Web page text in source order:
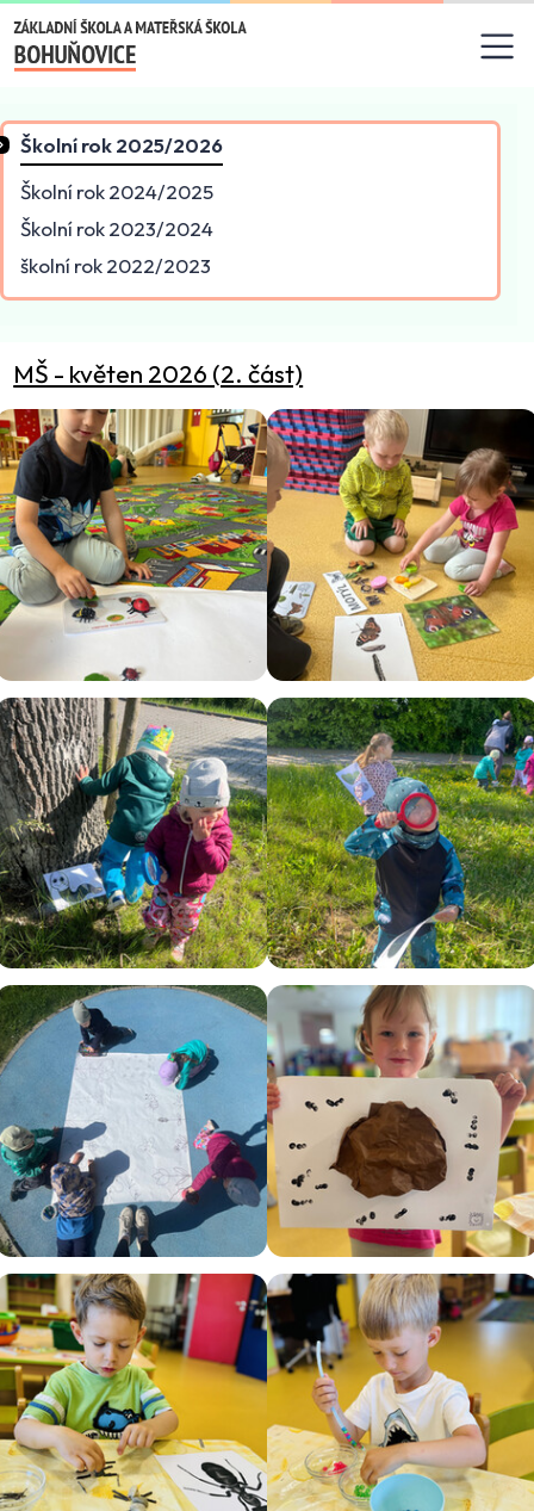
Základní škola a mateřská
Školní rok 2025/2026
Školní rok 2024/2025
Školní rok 2023/2024
školní rok 2022/2023
MŠ - květen 2026 (2. část)